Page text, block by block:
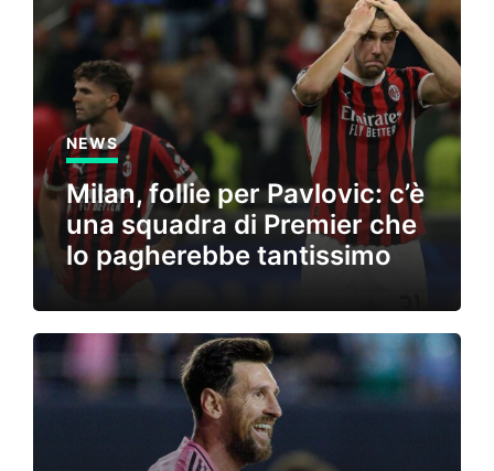
NEWS
Milan, follie per Pavlovic: c’è
una squadra di Premier che
lo pagherebbe tantissimo